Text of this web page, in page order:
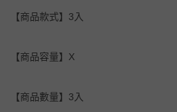
【商品款式】3入
【商品容量】X
【商品數量】3入